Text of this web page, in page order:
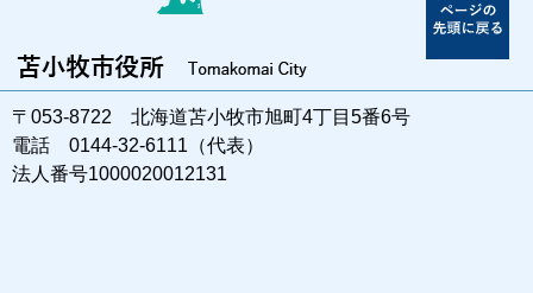
〒053-8722 北海道苫小牧市旭町4丁目5番6号
電話 0144-32-6111（代表）
法人番号1000020012131